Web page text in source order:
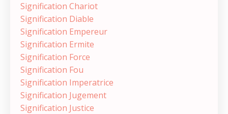
Signification Chariot
Signification Diable
Signification Empereur
Signification Ermite
Signification Force
Signification Fou
Signification Imperatrice
Signification Jugement
Signification Justice